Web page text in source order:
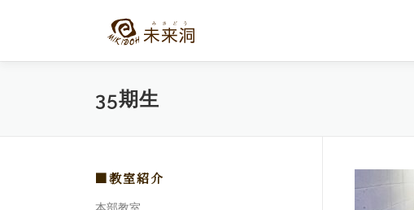
ン
35期生
■教室紹介